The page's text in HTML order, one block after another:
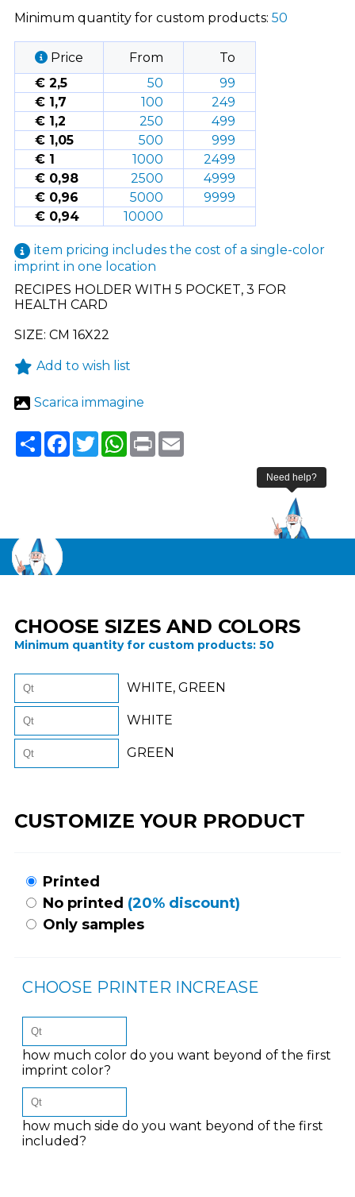
Minimum quantity for custom products: 50
Price From
To
€ 2,5
50
99
€ 1,7
100
249
€ 1,2
250
499
€ 1,05
500
999
€ 1
1000
2499
€ 0,98
2500
4999
€ 0,96
5000
9999
€ 0,94
10000
item pricing includes the cost of a single-color
imprint in one location
RECIPES HOLDER WITH 5 POCKET, 3 FOR
HEALTH CARD
SIZE: CM 16X22
Add to wish list
Scarica immagine
ShareFacebook
TwitterWhatsApp
PrintEmail
CHOOSE SIZES AND COLORS
Minimum quantity for custom products: 50
WHITE, GREEN
WHITE
GREEN
CUSTOMIZE YOUR PRODUCT
Printed
No printed (20% discount)
Only samples
CHOOSE PRINTER INCREASE
how much color do you want beyond of the first
imprint color?
how much side do you want beyond of the first
included?